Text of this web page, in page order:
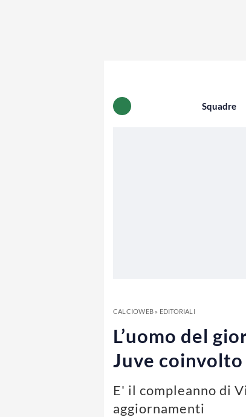
Squadre
CALCIOWEB» EDITORIALI
L’uomo del
Juve
E' il compleanno di
aggiornamenti